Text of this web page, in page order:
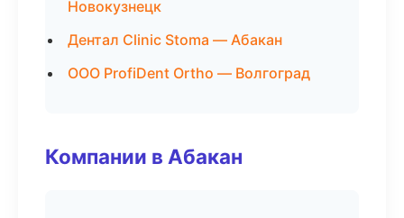
Новокузнецк
Дентал Clinic Stoma — Абакан
ООО ProfiDent Ortho — Волгоград
Компании в Абакан